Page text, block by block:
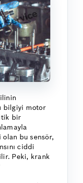
bilgiyi motor
bir
olan bu sensör,
ciddi
Peki, krank